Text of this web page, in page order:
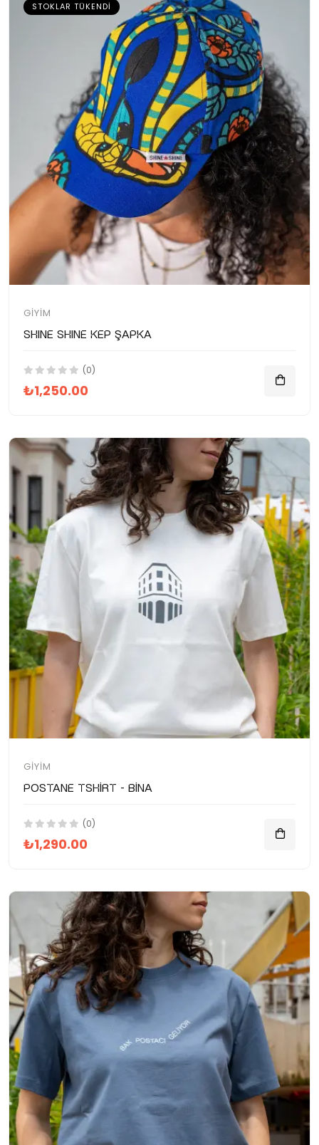
STOKLAR TÜKENDI
GIYIM
SHINE SHINE Kep Şapka
(0)
₺1,250.00
GIYIM
Postane Tshirt - Bina
(0)
₺1,290.00